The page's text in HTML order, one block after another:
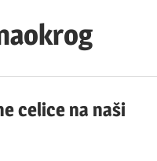
celice na naši